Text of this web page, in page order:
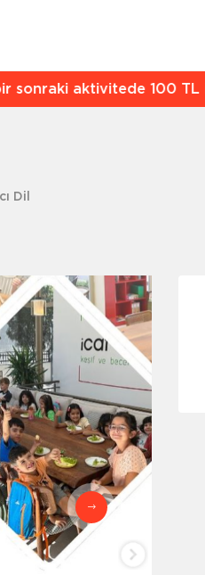
100 TL indirim kazan.
Dil